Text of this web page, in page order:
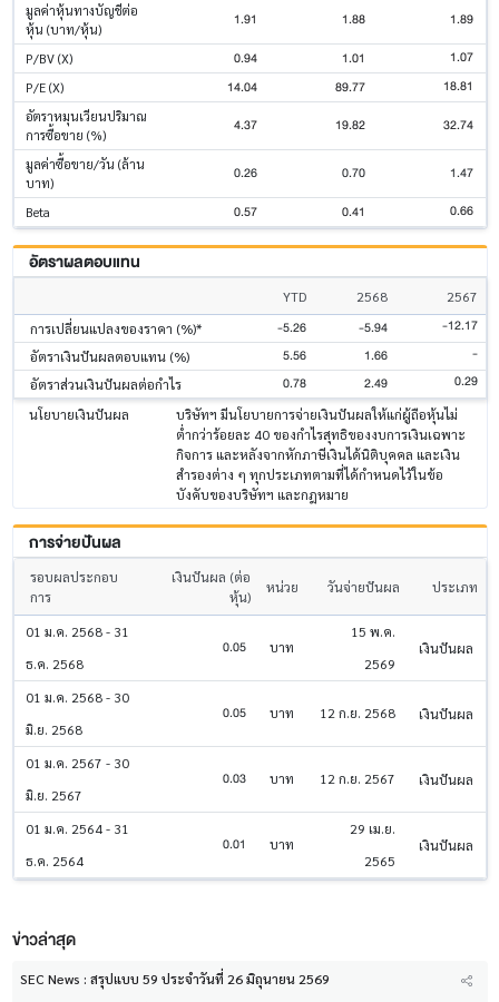
มูลค่าหุ้นทางบัญชีต่อ
หุ้น (บาท/หุ้น)
1.91 1.88 1.89
P/BV (X) 0.94 1.01 1.07
P/E (X) 14.04 89.77 18.81
อัตราหมุนเวียนปริมาณ
การซื้อขาย (%)
4.37 19.82 32.74
มูลค่าซื้อขาย/วัน (ล้าน
บาท)
0.26 0.70 1.47
Beta 0.57 0.41 0.66
อัตราผลตอบแทน
YTD 2568
2567
การเปลี่ยนแปลงของราคา (%)*
-5.26 -5.94 -12.17
อัตราเงินปันผลตอบแทน (%) 5.56 1.66 -
อัตราส่วนเงินปันผลต่อกำไร 0.78 2.49 0.29
นโยบายเงินปันผล
บริษัทฯ มีนโยบายการจ่ายเงินปันผลให้แก่ผู้ถือหุ้นไม่
ต่ำกว่าร้อยละ 40 ของกำไรสุทธิของงบการเงินเฉพาะ
กิจการ และหลังจากหักภาษีเงินได้นิติบุคคล และเงิน
สำรองต่าง ๆ ทุกประเภทตามที่ได้กำหนดไว้ในข้อ
บังคับของบริษัทฯ และกฎหมาย
การจ่ายปันผล
รอบผลประกอบ
การ
เงินปันผล (ต่อ
หุ้น)
หน่วย วันจ่ายปันผล ประเภท
01 ม.ค. 2568 - 31
ธ.ค. 2568
0.05 บาท
15 พ.ค.
2569
เงินปันผล
01 ม.ค. 2568 - 30
มิ.ย. 2568
0.05 บาท 12 ก.ย. 2568 เงินปันผล
01 ม.ค. 2567 - 30
มิ.ย. 2567
0.03 บาท 12 ก.ย. 2567 เงินปันผล
01 ม.ค. 2564 - 31
ธ.ค. 2564
0.01 บาท
29 เม.ย.
2565
เงินปันผล
ข่าวล่าสุด
SEC News : สรุปแบบ 59 ประจำวันที่ 26 มิถุนายน 2569